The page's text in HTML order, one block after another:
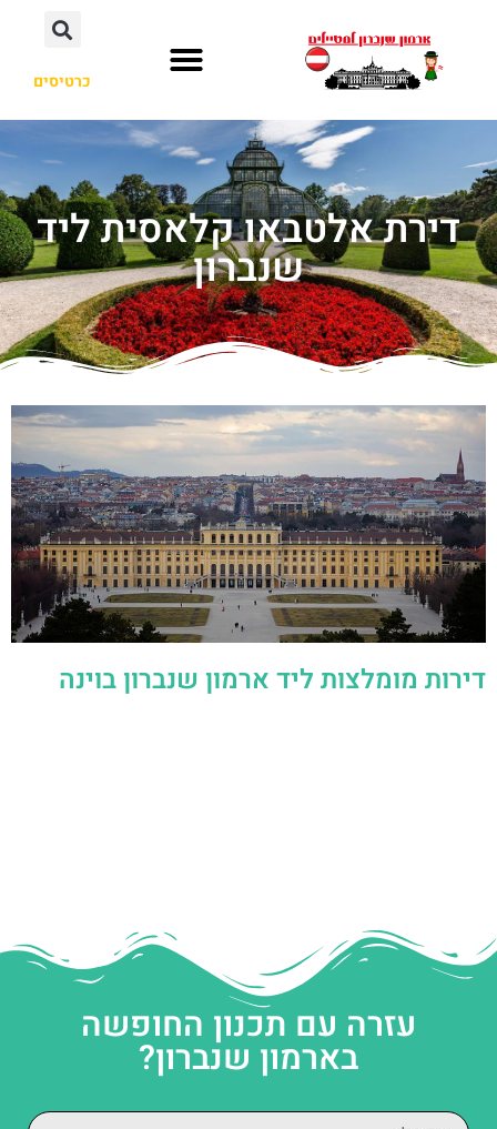
כרטיסים
דירת אלטבאו קלאסית ליד
שנברון
דירות מומלצות ליד ארמון שנברון בוינה
עזרה עם תכנון החופשה
בארמון שנברון?